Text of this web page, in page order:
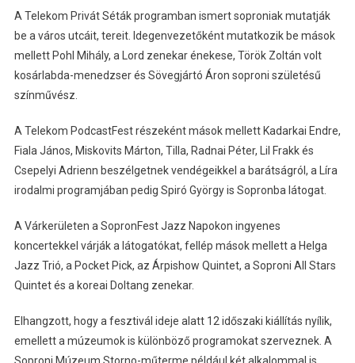
A Telekom Privát Séták programban ismert soproniak mutatják
be a város utcáit, tereit. Idegenvezetőként mutatkozik be mások
mellett Pohl Mihály, a Lord zenekar énekese, Török Zoltán volt
kosárlabda-menedzser és Sövegjártó Áron soproni születésű
színművész.
A Telekom PodcastFest részeként mások mellett Kadarkai Endre,
Fiala János, Miskovits Márton, Tilla, Radnai Péter, Lil Frakk és
Csepelyi Adrienn beszélgetnek vendégeikkel a barátságról, a Líra
irodalmi programjában pedig Spiró György is Sopronba látogat.
A Várkerületen a SopronFest Jazz Napokon ingyenes
koncertekkel várják a látogatókat, fellép mások mellett a Helga
Jazz Trió, a Pocket Pick, az Árpishow Quintet, a Soproni All Stars
Quintet és a koreai Doltang zenekar.
Elhangzott, hogy a fesztivál ideje alatt 12 időszaki kiállítás nyílik,
emellett a múzeumok is különböző programokat szerveznek. A